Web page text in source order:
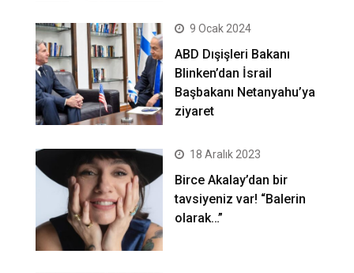
9 Ocak 2024
ABD Dışişleri Bakanı
Blinken’dan İsrail
Başbakanı Netanyahu’ya
ziyaret
18 Aralık 2023
Birce Akalay’dan bir
tavsiyeniz var! “Balerin
olarak…”